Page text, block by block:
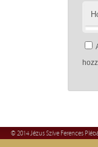
© 2014 Jézus Szíve Ferences